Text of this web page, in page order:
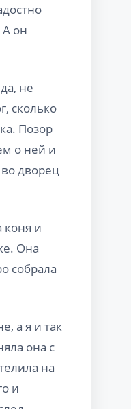
А он
не
сколько
Позор
о ней и
дворец
коня и
Она
собрала
а я и так
она с
на
и